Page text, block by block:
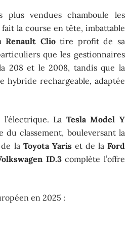
plus vendues chamboule les
la course en tête, imbattable
Renault Cliotire profit de sa
que les gestionnaires
208 et le 2008, tandis que la
rechargeable, adaptée
La Tesla Model Y
du classement, bouleversant la
la Toyota Yariset de la Ford
ID.3complète l’offre
en 2025 :